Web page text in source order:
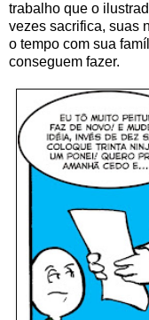
trabalho que o
vezes sacrifica, suas
o tempo com sua
conseguem fazer.